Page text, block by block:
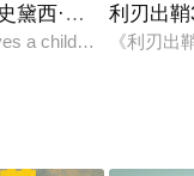
黛西·可拿南的故事
a childhood of
利刃出鞘
《利刃出